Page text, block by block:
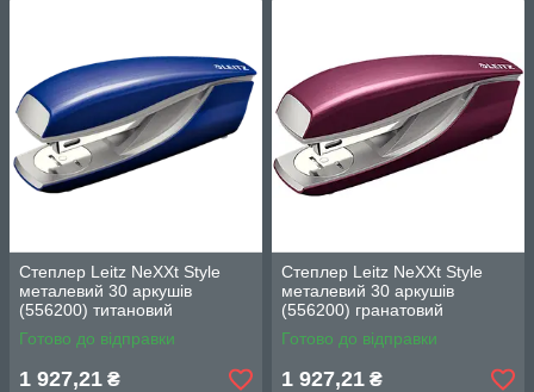
Степлер Leitz NeXXt Style
металевий 30 аркушів
(556200) титановий
Готово до відправки
1 927,21 ₴
Степлер Leitz NeXXt Style
металевий 30 аркушів
(556200) гранатовий
Готово до відправки
1 927,21 ₴